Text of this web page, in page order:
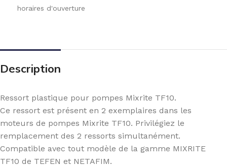
horaires d'ouverture
Description
Ressort plastique pour pompes Mixrite TF10.
Ce ressort est présent en 2 exemplaires dans les
moteurs de pompes Mixrite TF10. Privilégiez le
remplacement des 2 ressorts simultanément.
Compatible avec tout modèle de la gamme MIXRITE
TF10 de TEFEN et NETAFIM.